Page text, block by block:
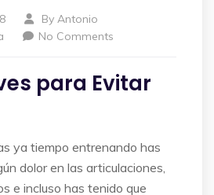
By Antonio
No Comments
para Evitar
ya tiempo entrenando has
dolor en las articulaciones,
e incluso has tenido que